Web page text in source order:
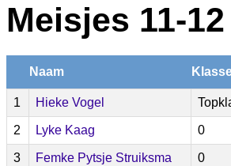
Meisjes 11-
Naam
1 Hieke Vogel
2 Lyke Kaag 0
3 Femke Pytsje Struiksma 0